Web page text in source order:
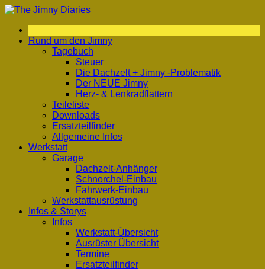
Zum
springen
Rund um den Jimny
Tagebuch
Steuer
Die Dachzelt + Jimny -Problematik
Der NEUE Jimny
Herz- & Lenkradflattern
Teileliste
Downloads
Ersatzteilfinder
Allgemeine Infos
Werkstatt
Garage
Dachzelt-Anhänger
Schnorchel-Einbau
Fahrwerk-Einbau
Werkstattausrüstung
Infos & Storys
Infos
Werkstatt-Übersicht
Ausrüster Übersicht
Termine
Ersatzteilfinder